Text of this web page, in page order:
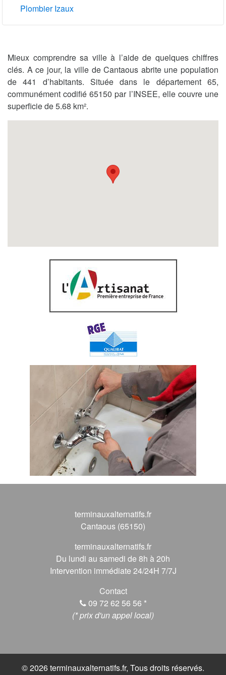
Plombier Izaux
Mieux comprendre sa ville à l’aide de quelques chiffres
clés. A ce jour, la ville de Cantaous abrite une population
de 441 d’habitants. Située dans le département 65,
communément codifié 65150 par l’INSEE, elle couvre une
superficie de 5.68 km².
terminauxalternatifs.fr
Cantaous (65150)
terminauxalternatifs.fr
Du lundi au samedi de 8h à 20h
Intervention immédiate 24/24H 7/7J
Contact
09 72 62 56 56 *
(* prix d'un appel local)
© 2026 terminauxalternatifs.fr, Tous droits réservés.